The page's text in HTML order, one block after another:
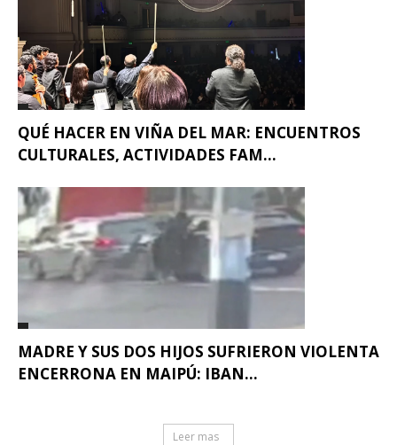
QUÉ HACER EN VIÑA DEL MAR: ENCUENTROS
CULTURALES, ACTIVIDADES FAM...
MADRE Y SUS DOS HIJOS SUFRIERON VIOLENTA
ENCERRONA EN MAIPÚ: IBAN...
Leer mas